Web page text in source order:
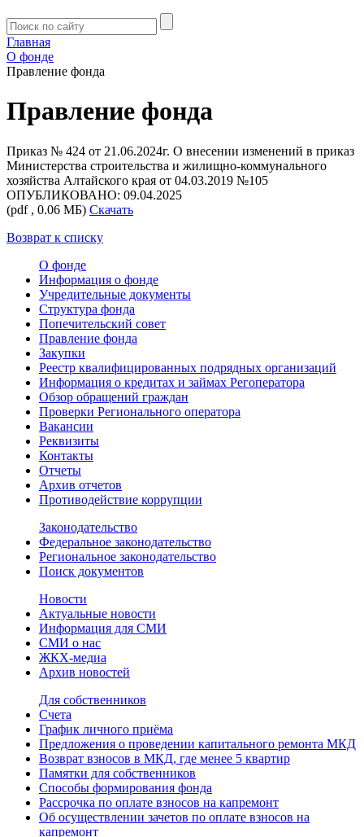
Главная
О фонде
Правление фонда
Правление фонда
Приказ № 424 от 21.06.2024г. О внесении изменений в приказ
Министерства строительства и жилищно-коммунального
хозяйства Алтайского края от 04.03.2019 №105
ОПУБЛИКОВАНО: 09.04.2025
(pdf , 0.06 МБ) Скачать
Возврат к списку
О фонде
Информация о фонде
Учредительные документы
Структура фонда
Попечительский совет
Правление фонда
Закупки
Реестр квалифицированных подрядных организаций
Информация о кредитах и займах Регоператора
Обзор обращений граждан
Проверки Регионального оператора
Вакансии
Реквизиты
Контакты
Отчеты
Архив отчетов
Противодействие коррупции
Законодательство
Федеральное законодательство
Региональное законодательство
Поиск документов
Новости
Актуальные новости
Информация для СМИ
СМИ о нас
ЖКХ-медиа
Архив новостей
Для собственников
Счета
График личного приёма
Предложения о проведении капитального ремонта МКД
Возврат взносов в МКД, где менее 5 квартир
Памятки для собственников
Способы формирования фонда
Рассрочка по оплате взносов на капремонт
Об осуществлении зачетов по оплате взносов на
капремонт